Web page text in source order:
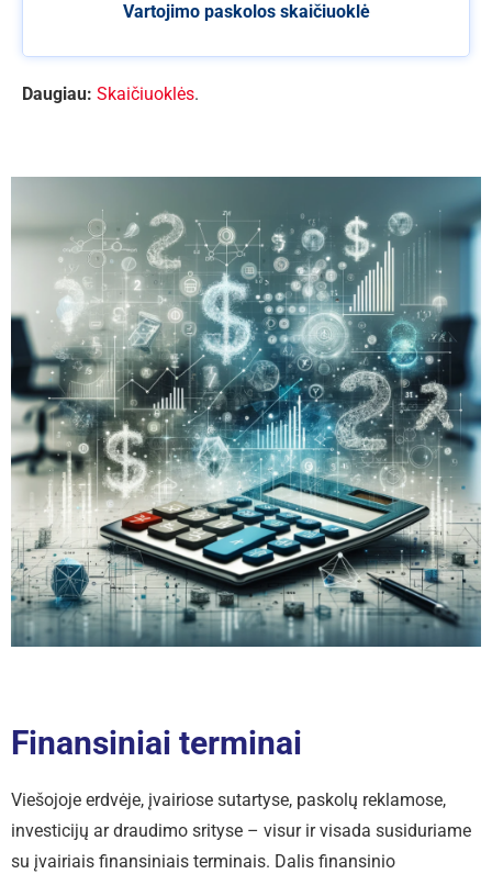
Vartojimo paskolos skaičiuoklė
Daugiau: Skaičiuoklės.
Finansiniai terminai
Viešojoje erdvėje, įvairiose sutartyse, paskolų reklamose,
investicijų ar draudimo srityse – visur ir visada susiduriame
su įvairiais finansiniais terminais. Dalis finansinio